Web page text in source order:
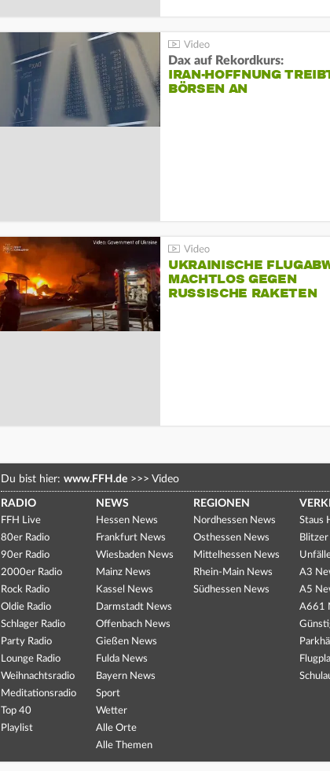
Dax auf Rekordkurs:
IRAN-HOFFNUNG
BÖRSEN AN
UKRAINISCHE
MACHTLOS GEGEN
RUSSISCHE RAKETEN
Du bist hier: www.FFH.de >>> Video
RADIO
FFH Live
80er Radio
90er Radio
2000er Radio
Rock Radio
Oldie Radio
Schlager Radio
Party Radio
Lounge Radio
Weihnachtsradio
Meditationsradio
Top 40
Playlist
NEWS
Hessen News
Frankfurt News
Wiesbaden News
Mainz News
Kassel News
Darmstadt News
Offenbach News
Gießen News
Fulda News
Bayern News
Sport
Wetter
Alle Orte
Alle Themen
REGIONEN
Nordhessen News
Osthessen News
Mittelhessen News
Rhein-Main News
Südhessen News
Staus
A3
A5
A661